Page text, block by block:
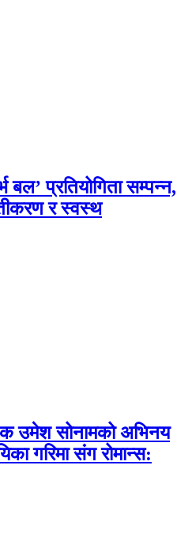
बल’ प्रतियोगिता सम्पन्न,
र स्वस्थ
उमेश सोनामको अभिनय
गरिमा संग रोमान्स: